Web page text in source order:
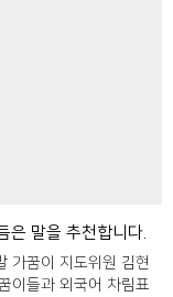
은 말을 추천합니다.
가꿈이 지도위원 김현
이들과 외국어 차림표